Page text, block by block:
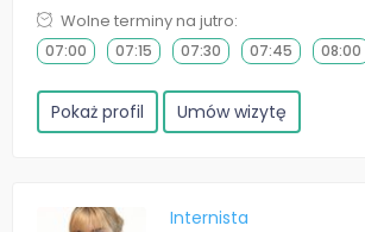
Wolne terminy na jutro:
07:00 07:15 07:30 07:45 08:00
Pokaż profil Umów wizytę
Internista